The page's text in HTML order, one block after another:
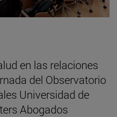
en las relaciones
del Observatorio
Universidad de
Abogados